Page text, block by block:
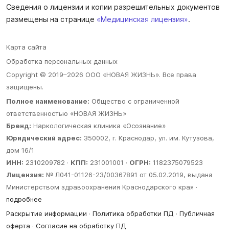
Сведения о лицензии и копии разрешительных документов
размещены на странице «Медицинская лицензия».
Copyright © 2019–2026 ООО «НОВАЯ ЖИЗНЬ». Все права
защищены.
Полное наименование: Общество с ограниченной
ответственностью «НОВАЯ ЖИЗНЬ»
Бренд: Наркологическая клиника «Осознание»
Юридический адрес: 350002, г. Краснодар, ул. им. Кутузова,
дом 16/1
ИНН: 2310209782 · КПП: 231001001 · ОГРН: 1182375079523
Лицензия: № Л041-01126-23/00367891 от 05.02.2019, выдана
Министерством здравоохранения Краснодарского края ·
подробнее
Раскрытие информации · Политика обработки ПД · Публичная
оферта · Согласие на обработку ПД
Карта сайта
Обработка персональных данных